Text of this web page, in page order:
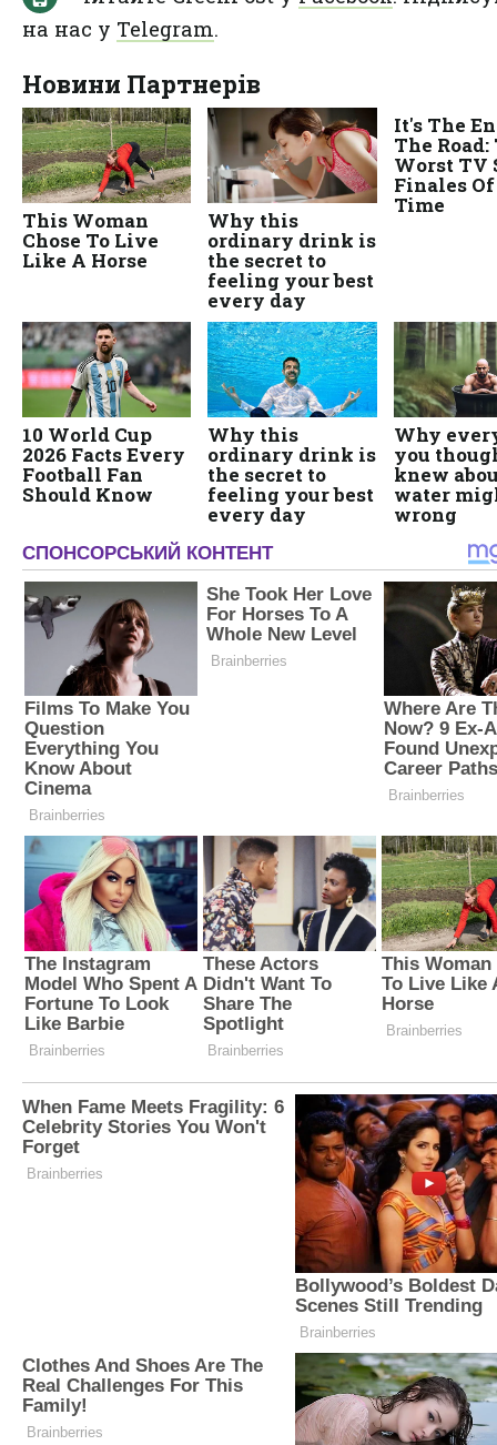
на нас у Telegram.